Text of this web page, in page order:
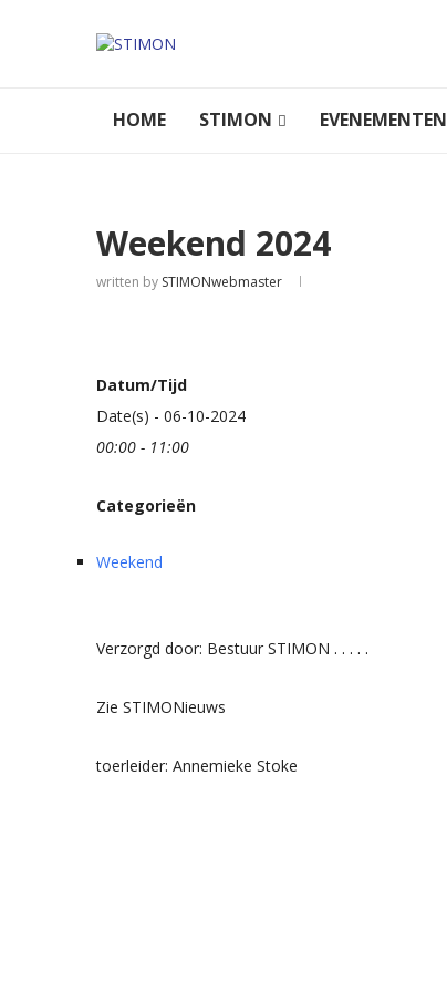
HOME STIMON EVENEMENTEN
Weekend 2024
written by STIMONwebmaster
Datum/Tijd
Date(s) - 06-10-2024
00:00 - 11:00
Categorieën
Weekend
Verzorgd door: Bestuur STIMON . . . . .
Zie STIMONieuws
toerleider: Annemieke Stoke